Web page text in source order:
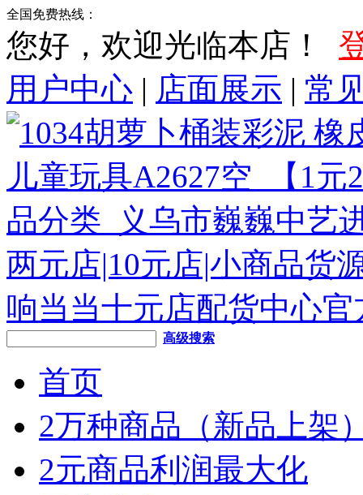
全国免费热线：
您好，欢迎光临本店！
用户中心 | 店面展示 | 常
高级搜索
首页
2万种商品（新品上架
2元商品利润最大化